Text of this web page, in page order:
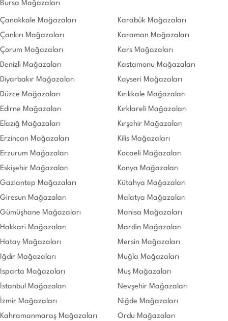
Bursa Mağazaları
Çanakkale Mağazaları
Çankırı Mağazaları
Çorum Mağazaları
Denizli Mağazaları
Diyarbakır Mağazaları
Düzce Mağazaları
Edirne Mağazaları
Elazığ Mağazaları
Erzincan Mağazaları
Erzurum Mağazaları
Eskişehir Mağazaları
Gaziantep Mağazaları
Giresun Mağazaları
Gümüşhane Mağazaları
Hakkari Mağazaları
Hatay Mağazaları
Iğdır Mağazaları
Isparta Mağazaları
İstanbul Mağazaları
İzmir Mağazaları
Kahramanmaraş Mağazaları
Karabük Mağazaları
Karaman Mağazaları
Kars Mağazaları
Kastamonu Mağazaları
Kayseri Mağazaları
Kırıkkale Mağazaları
Kırklareli Mağazaları
Kırşehir Mağazaları
Kilis Mağazaları
Kocaeli Mağazaları
Konya Mağazaları
Kütahya Mağazaları
Malatya Mağazaları
Manisa Mağazaları
Mardin Mağazaları
Mersin Mağazaları
Muğla Mağazaları
Muş Mağazaları
Nevşehir Mağazaları
Niğde Mağazaları
Ordu Mağazaları